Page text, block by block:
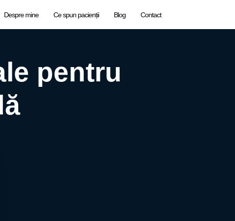
Despre mine Ce spun pacienții Blog Contact
pentru